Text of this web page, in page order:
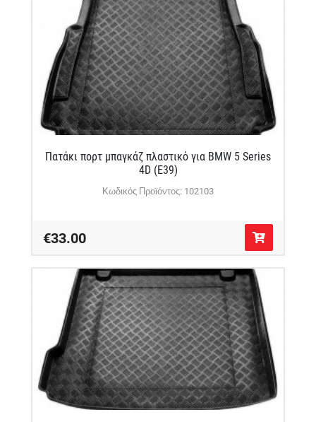
Πατάκι πορτ μπαγκάζ πλαστικό για BMW 5 Series
4D (E39)
Κωδικός Προϊόντος: 102103
€33.00